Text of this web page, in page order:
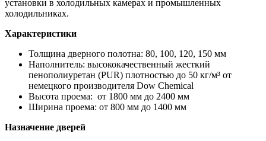
установки в холодильных камерах и промышленных
холодильниках.
Характеристики
Толщина дверного полотна: 80, 100, 120, 150 мм
Наполнитель: высококачественный жесткий
пенополиуретан (PUR) плотностью до 50 кг/м³ от
немецкого производителя Dow Chemiсal
Высота проема: от 1800 мм до 2400 мм
Ширина проема: от 800 мм до 1400 мм
Назначение дверей